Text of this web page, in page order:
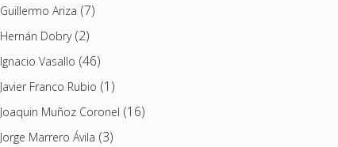
Guillermo Ariza (7)
Hernán Dobry(2)
Ignacio Vasallo (46)
Javier Franco Rubio (1)
Joaquin Muñoz Coronel (16)
Jorge Marrero Ávila (3)